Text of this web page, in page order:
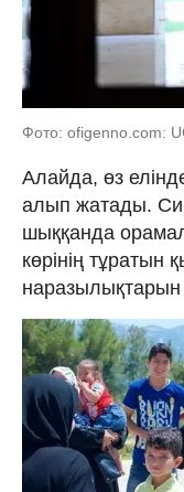
Фото: ofigenno.com:
Алайда, өз
алып жатады.
шыққанда
көрінің тұратын
наразылықтарын